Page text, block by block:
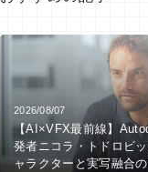
2026/08/07
【AI×VFX最前線】
発者ニコラ・トドロビ
ャラクターと実写融合